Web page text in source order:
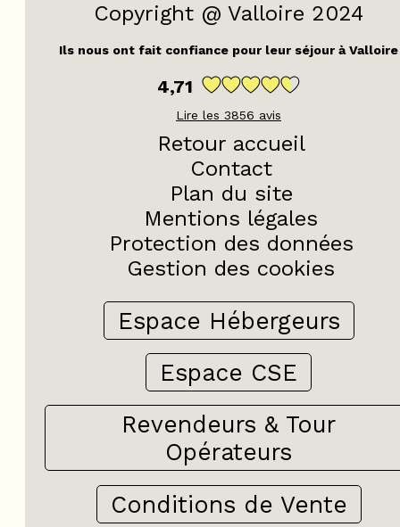
Copyright @ Valloire 2024
Ils nous ont fait confiance pour leur séjour à Valloire
4,71
Lire les 3856 avis
Retour accueil
Contact
Plan du site
Mentions légales
Protection des données
Gestion des cookies
Espace Hébergeurs
Espace CSE
Revendeurs & Tour
Opérateurs
Conditions de Vente